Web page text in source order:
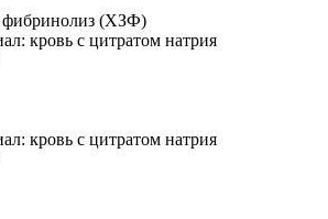
фибринолиз (ХЗФ)
кровь с цитратом натрия
кровь с цитратом натрия